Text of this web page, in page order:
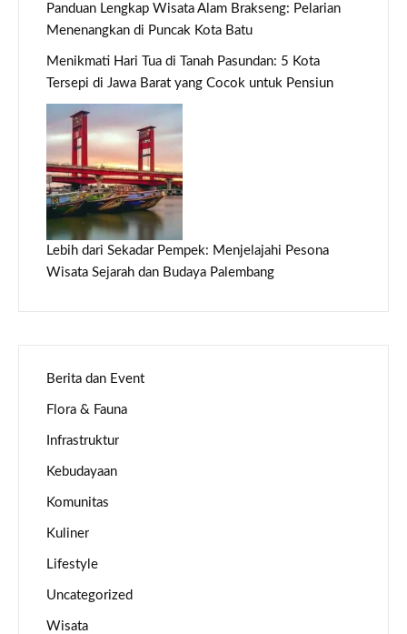
Panduan Lengkap Wisata Alam Brakseng: Pelarian
Menenangkan di Puncak Kota Batu
Menikmati Hari Tua di Tanah Pasundan: 5 Kota
Tersepi di Jawa Barat yang Cocok untuk Pensiun
Lebih dari Sekadar Pempek: Menjelajahi Pesona
Wisata Sejarah dan Budaya Palembang
Berita dan Event
Flora & Fauna
Infrastruktur
Kebudayaan
Komunitas
Kuliner
Lifestyle
Uncategorized
Wisata